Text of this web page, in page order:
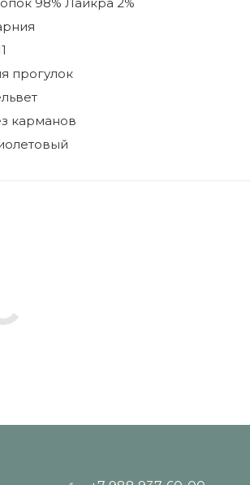
прогулок
карманов